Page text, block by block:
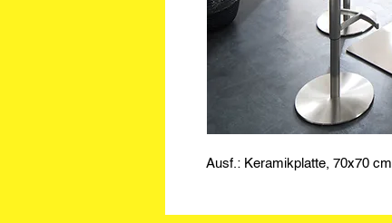
Ausf.: Keramikplatte, 70x70 cm